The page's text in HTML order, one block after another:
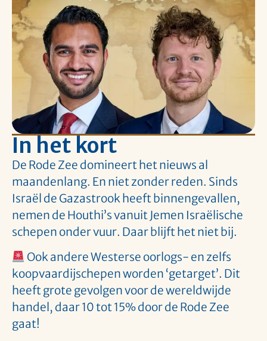
In het kort
De Rode Zee domineert het nieuws al
maandenlang. En niet zonder reden. Sinds
Israël de Gazastrook heeft binnengevallen,
nemen de Houthi’s vanuit Jemen Israëlische
schepen onder vuur. Daar blijft het niet bij.
Ook andere Westerse oorlogs- en zelfs
koopvaardijschepen worden ‘getarget’. Dit
heeft grote gevolgen voor de wereldwijde
handel, daar 10 tot 15% door de Rode Zee
gaat!